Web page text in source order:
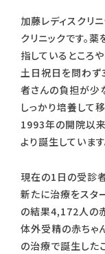
加藤レディスクリ
クリニックです。
指しているところ
土日祝日を問わず
者さんの負担が少
しっかり培養して
1993年の開院以
より誕生しています
現在の1日の受診
新たに治療をスタ
の結果4,172人の
体外受精の赤ちゃ
の治療で誕生した